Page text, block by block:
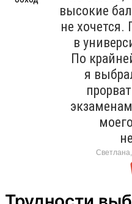
высокие
не хочется.
в
По
я
Светлана,